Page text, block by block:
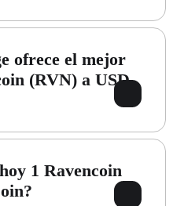
ofrece el mejor
(RVN) a USD
1 Ravencoin